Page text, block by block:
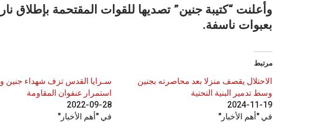
وأعلنت “كتيبة جنين” تصديها للقوات المقتحمة بإطلاق
بعبوات ناسفة.
مرتبط
الاحتلال يقصف منزلا بعد محاصرته بجنين
وسط تدمير البنية التحتية
2024-11-19
في "أهم الأخبار"
سـرايا القدس تزف شهداء جنين
استمرار عنفوان المقاومة
2022-09-28
في "أهم الأخبار"